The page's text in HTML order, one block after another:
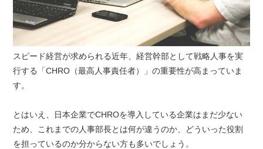
スピード経営が求められる近年、経営幹部として戦略人事を実
行する「CHRO（最高人事責任者）」の重要性が高まっていま
す。
とはいえ、日本企業でCHROを導入している企業はまだ少ない
ため、これまでの人事部長とは何が違うのか、どういった役割
を担っているのか分からない方も多いでしょう。